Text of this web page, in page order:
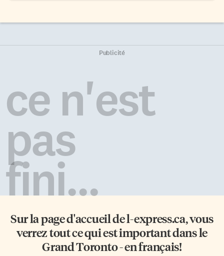
Publicité
ce n'est
pas
fini...
Sur la page d'accueil del-express.ca, vous
verrez tout ce qui est important dans le
Grand Toronto - en français!